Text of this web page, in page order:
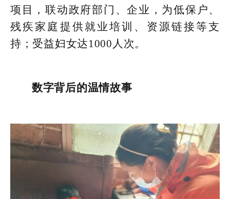
项目，联动政府部门、企业，为低保户、
残疾家庭提供就业培训、资源链接等支
持；受益妇女达1000人次。
数字背后的温情故事